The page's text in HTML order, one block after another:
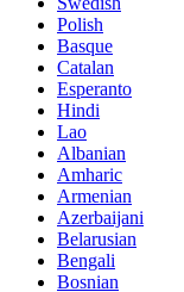
Polish
Basque
Catalan
Esperanto
Hindi
Lao
Albanian
Amharic
Armenian
Azerbaijani
Belarusian
Bengali
Bosnian